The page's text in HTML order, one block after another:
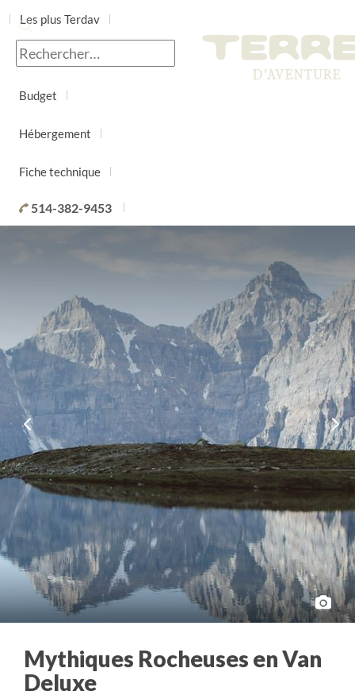
Les plus Terdav
Jour par jour
Budget
Hébergement
Fiche technique
514-382-9453
Mythiques Rocheuses en Van
Deluxe